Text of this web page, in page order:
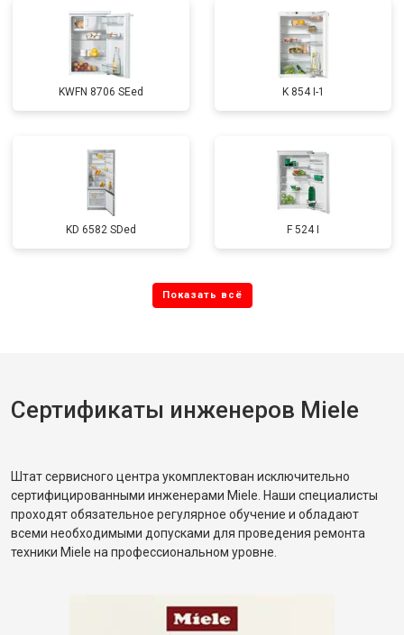
KWFN 8706 SEed K 854 I-1
KD 6582 SDed F 524 I
Сертификаты инженеров Miele
Штат сервисного центра укомплектован исключительно
сертифицированными инженерами Miele. Наши специалисты
проходят обязательное регулярное обучение и обладают
всеми необходимыми допусками для проведения ремонта
техники Miele на профессиональном уровне.